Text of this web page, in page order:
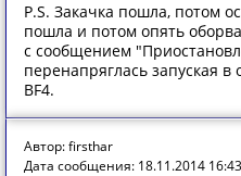
P.S. Закачка пошла, потом
пошла и потом опять
с сообщением
перенапряглась запуская
BF4.
Автор: firsthar
Дата сообщения: 18.11.2014 16:43